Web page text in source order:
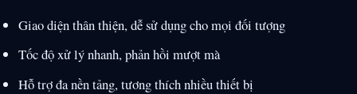
Giao diện thân thiện, dễ sử dụng cho mọi đối tượng
Tốc độ xử lý nhanh, phản hồi mượt mà
Hỗ trợ đa nền tảng, tương thích nhiều thiết bị